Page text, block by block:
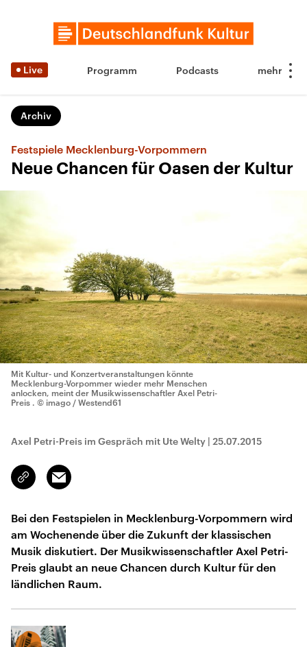
Live Programm Podcasts
Archiv
Festspiele Mecklenburg-Vorpommern
Neue Chancen für Oasen der Kultur
Mit Kultur- und Konzertveranstaltungen könnte
Mecklenburg-Vorpommer wieder mehr Menschen
anlocken, meint der Musikwissenschaftler Axel Petri-
Preis . © imago / Westend61
Axel Petri-Preis im Gespräch mit Ute Welty | 25.07.2015
Link
kopieren/teilen
Email
Bei den Festspielen in Mecklenburg-Vorpommern wird
am Wochenende über die Zukunft der klassischen
Musik diskutiert. Der Musikwissenschaftler Axel Petri-
Preis glaubt an neue Chancen durch Kultur für den
ländlichen Raum.